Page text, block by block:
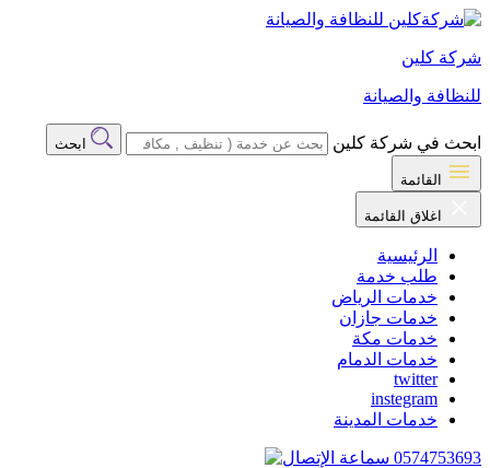
شركة كلين
للنظافة والصيانة
ابحث في شركة كلين ابحث
القائمة
اغلاق القائمة
الرئيسية
طلب خدمة
خدمات الرياض
خدمات جازان
خدمات مكة
خدمات الدمام
twitter
instegram
خدمات المدينة
0574753693